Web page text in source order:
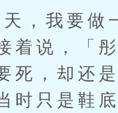
，我要做
说，「彤
死，却还
时只是鞋